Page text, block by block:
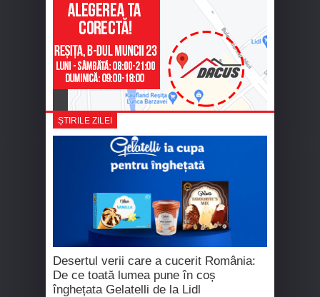
ȘTIRILE ZILEI
Desertul verii care a cucerit România:
De ce toată lumea pune în coș
înghețata Gelatelli de la Lidl